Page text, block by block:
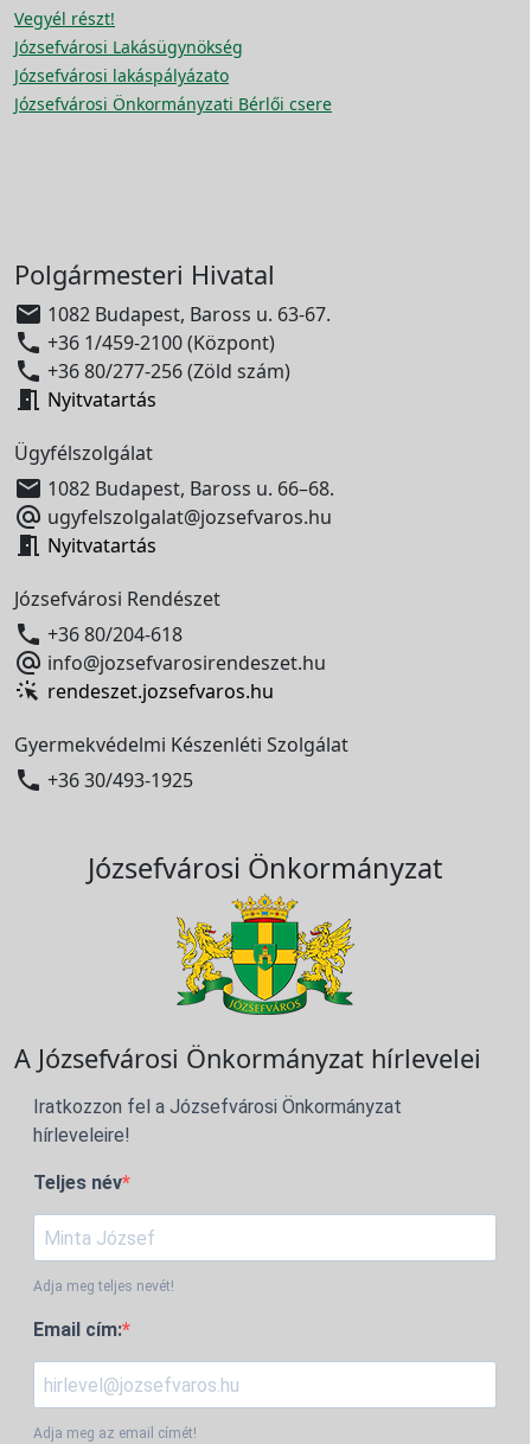
Vegyél részt!
Józsefvárosi Lakásügynökség
Józsefvárosi lakáspályázato
Józsefvárosi Önkormányzati Bérlői csere
Polgármesteri Hivatal
 1082 Budapest, Baross u. 63-67.
 +36 1/459-2100 (Központ)
 +36 80/277-256 (Zöld szám)
 Nyitvatartás
Ügyfélszolgálat
 1082 Budapest, Baross u. 66–68.
 ugyfelszolgalat@jozsefvaros.hu
 Nyitvatartás
Józsefvárosi Rendészet
 +36 80/204-618
 info@jozsefvarosirendeszet.hu
rendeszet.jozsefvaros.hu
Gyermekvédelmi Készenléti Szolgálat
 +36 30/493-1925
Józsefvárosi Önkormányzat
A Józsefvárosi Önkormányzat hírlevelei
Iratkozzon fel a Józsefvárosi Önkormányzat
hírleveleire!
Teljes név
Adja meg teljes nevét!
Email cím:
Adja meg az email címét!